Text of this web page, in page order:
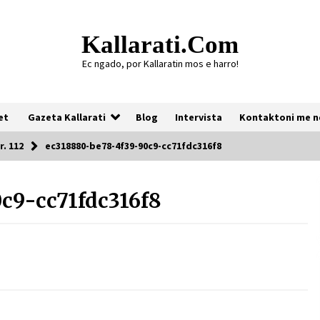
Kallarati.com
Ec ngado, por Kallaratin mos e harro!
Gazeta Kallarati Blog Intervista Kontaktoni me
Gazeta Kallarati nr. 118
112 ec318880-be78-4f39-90c9-cc71fdc316f8
cc71fdc316f8